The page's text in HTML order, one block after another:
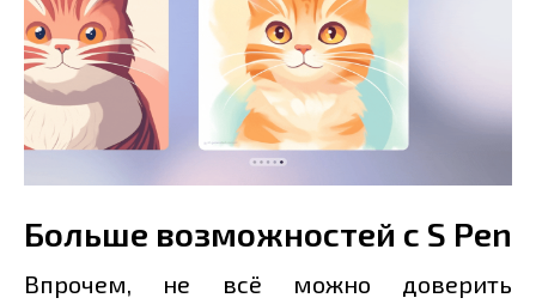
Больше возможностей с S Pen
Впрочем, не всё можно доверить